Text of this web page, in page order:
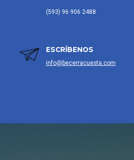
(593) 96 906 2488
ESCRÍBENOS
info@becerracuesta.com